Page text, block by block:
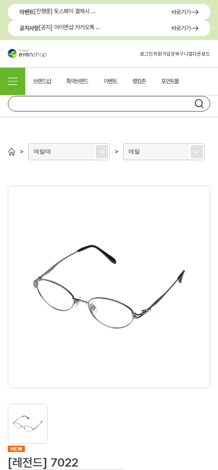
이벤트 [진행중] 토스페이 결제시 최대 1.3만원 혜택 바로가기
공지사항 [공지] 아이엔샵 카카오톡 1:1 문의 채널 이용 안내 바로가기
로그인회원가입장바구니앱다운로드
브랜드샵 특약브랜드 이벤트 랭킹존 포인트몰
> 메탈테 > 메탈
[레전드] 7022